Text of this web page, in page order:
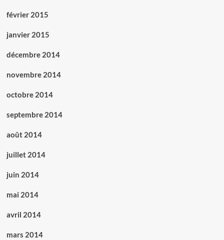
février 2015
janvier 2015
décembre 2014
novembre 2014
octobre 2014
septembre 2014
août 2014
juillet 2014
juin 2014
mai 2014
avril 2014
mars 2014